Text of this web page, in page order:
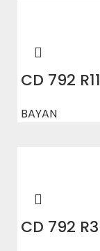
CD 792 R11
BAYAN
CD 792 R3